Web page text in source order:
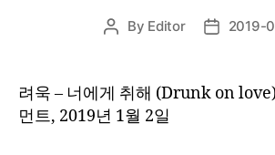
Post
By Editor
Post2019-
려욱 – 너에게 취해 (Drunk on
먼트, 2019년 1월 2일